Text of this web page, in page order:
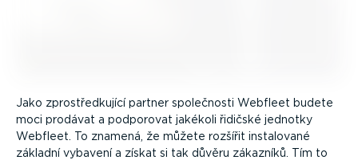
Jako zprostřed­kující partner společnosti Webfleet budete
moci prodávat a podporovat jakékoli řidičské jednotky
Webfleet. To znamená, že můžete rozšířit instalované
základní vybavení a získat si tak důvěru zákazníků. Tím to